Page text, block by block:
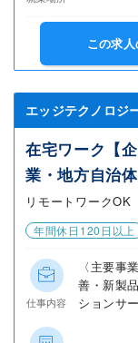
この求
エッジテクノロジ
在宅ワーク【
業・地方自治
リモートワークOK
年間休日120日以上
仕事内容
〈主要事
善・新製
ションサ